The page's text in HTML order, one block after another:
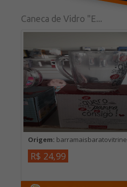
Caneca de Vidro "E...
Origem: barramaisbaratovitrine
R$ 24,99